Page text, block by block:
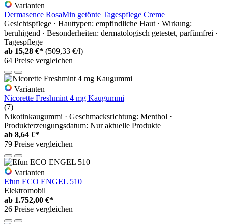
Varianten
Dermasence RosaMin getönte Tagespflege Creme
Gesichtspflege · Hauttypen: empfindliche Haut · Wirkung:
beruhigend · Besonderheiten: dermatologisch getestet, parfümfrei ·
Tagespflege
ab 15,28 €* (509,33 €/l)
64 Preise vergleichen
Varianten
Nicorette Freshmint 4 mg Kaugummi
(7)
Nikotinkaugummi · Geschmacksrichtung: Menthol ·
Produkterzeugungsdatum: Nur aktuelle Produkte
ab 8,64 €*
79 Preise vergleichen
Varianten
Efun ECO ENGEL 510
Elektromobil
ab 1.752,00 €*
26 Preise vergleichen